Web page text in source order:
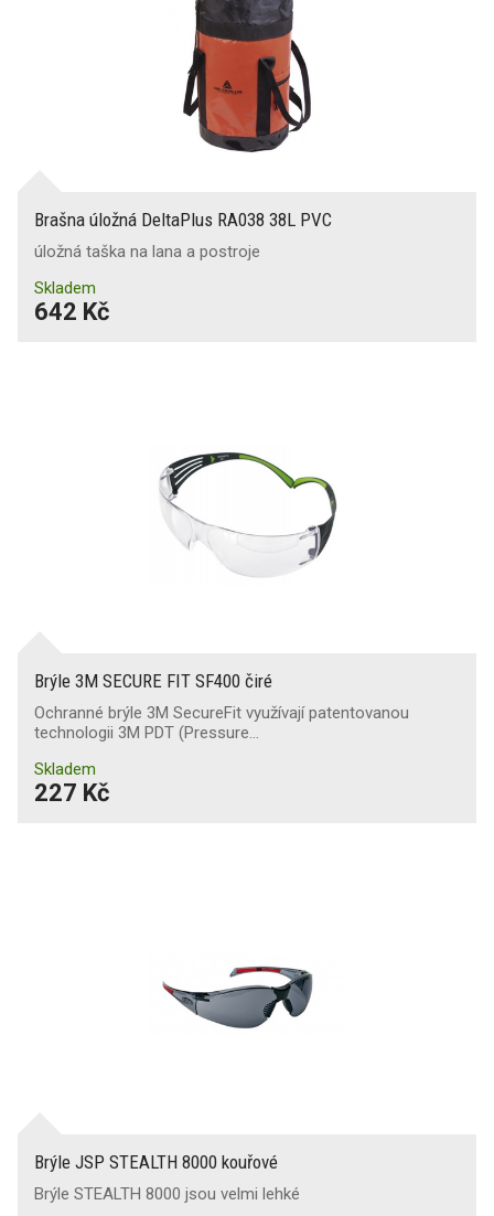
Brašna úložná DeltaPlus RA038 38L PVC
úložná taška na lana a postroje
Skladem
642 Kč
Brýle 3M SECURE FIT SF400 čiré
Ochranné brýle 3M SecureFit využívají patentovanou
technologii 3M PDT (Pressure…
Skladem
227 Kč
Brýle JSP STEALTH 8000 kouřové
Brýle STEALTH 8000 jsou velmi lehké